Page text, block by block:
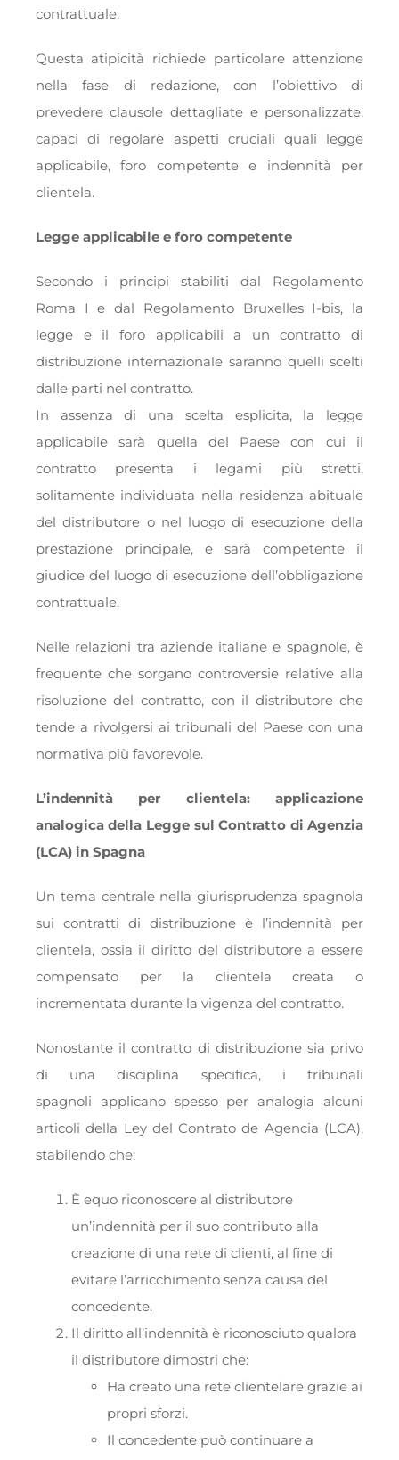
contrattuale.
Questa atipicità richiede particolare attenzione
nella fase di redazione, con l’obiettivo di
prevedere clausole dettagliate e personalizzate,
capaci di regolare aspetti cruciali quali legge
applicabile, foro competente e indennità per
clientela.
Legge applicabile e foro competente
Secondo i principi stabiliti dal Regolamento
Roma I e dal Regolamento Bruxelles I-bis, la
legge e il foro applicabili a un contratto di
distribuzione internazionale saranno quelli scelti
dalle parti nel contratto.
In assenza di una scelta esplicita, la legge
applicabile sarà quella del Paese con cui il
contratto presenta i legami più stretti,
solitamente individuata nella residenza abituale
del distributore o nel luogo di esecuzione della
prestazione principale, e sarà competente il
giudice del luogo di esecuzione dell’obbligazione
contrattuale.
Nelle relazioni tra aziende italiane e spagnole, è
frequente che sorgano controversie relative alla
risoluzione del contratto, con il distributore che
tende a rivolgersi ai tribunali del Paese con una
normativa più favorevole.
L’indennità per clientela: applicazione
analogica della Legge sul Contratto di Agenzia
(LCA) in Spagna
Un tema centrale nella giurisprudenza spagnola
sui contratti di distribuzione è l’indennità per
clientela, ossia il diritto del distributore a essere
compensato per la clientela creata o
incrementata durante la vigenza del contratto.
Nonostante il contratto di distribuzione sia privo
di una disciplina specifica, i tribunali
spagnoli applicano spesso per analogia alcuni
articoli della Ley del Contrato de Agencia (LCA),
stabilendo che:
È equo riconoscere al distributore
un’indennità per il suo contributo alla
creazione di una rete di clienti, al fine di
evitare l’arricchimento senza causa del
concedente.
Il diritto all’indennità è riconosciuto qualora
il distributore dimostri che:
Ha creato una rete clientelare grazie ai
propri sforzi.
Il concedente può continuare a